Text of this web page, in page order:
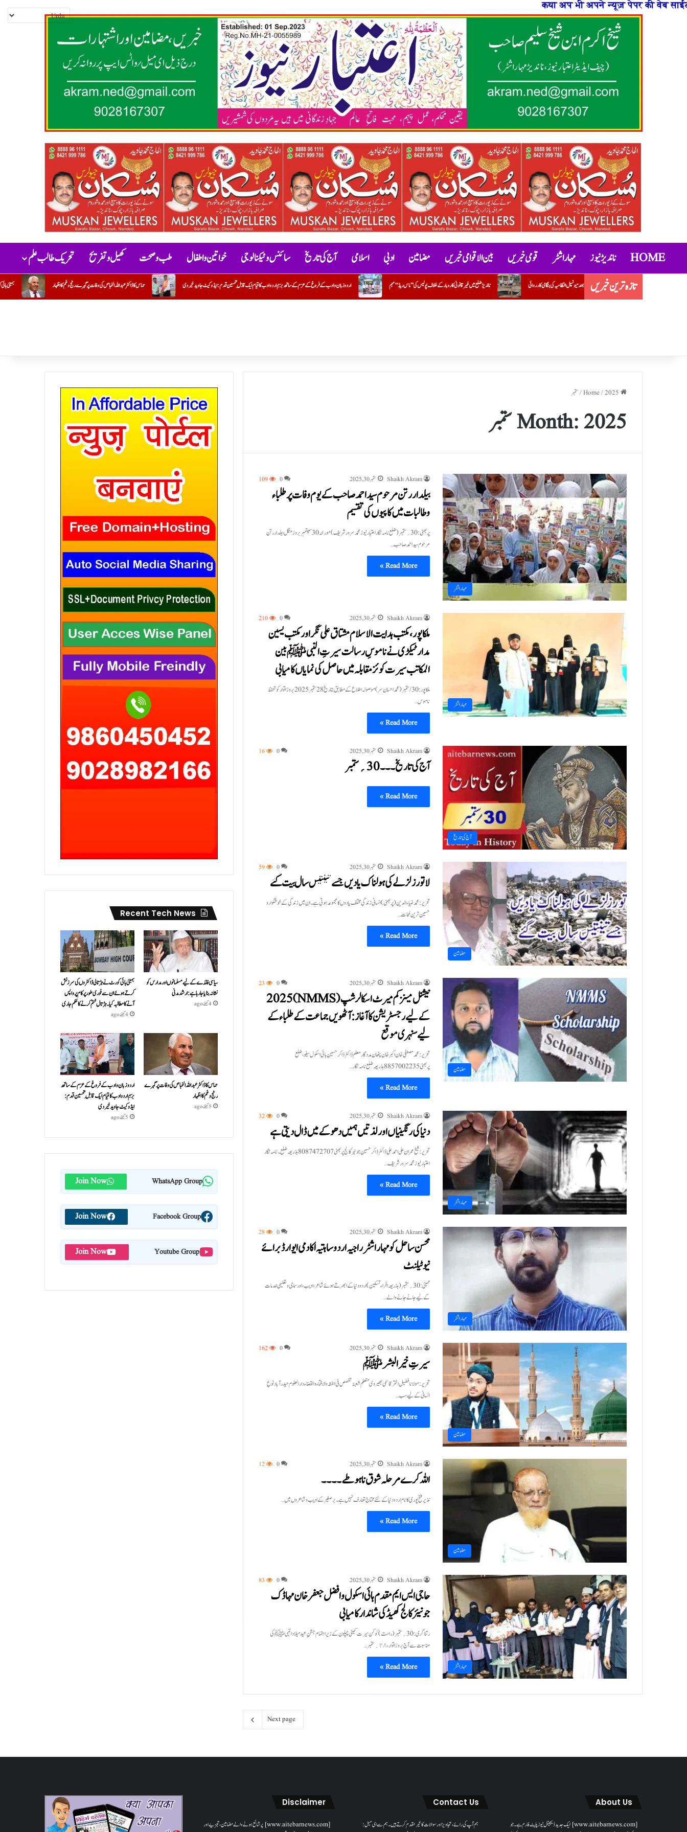
कया अप भी अपने न्यूज़ पेपर की वेब साईट बनाना चाहते है
HOME ناندیڑ نیوز مہاراشٹر قومی خبریں بین الاقوامی خبریں مضامین ادبی اسلامی آج کی تاریخ سائنس و ٹیکنالوجی خواتین و اطفال طب و صحت کھیل و تفریح تحریک طالب علم
تازہ ترین خبریں بمبئی ہائی کورٹ نے ہڑتالی ڈاکٹروں کی سرزنش کرتے ہوئے ان سے حماس کا ڈاکٹر عبداللہ الخباص کی وفات پر گہرے رنج وغم کااظہار اردو زبان و ادب کے فروغ کے عزم کے ساتھ بزمِ اردو ادب کا قیام ایک قابلِ تحسین قدم : ایڈوکیٹ جاوید خیردی ناندیڑ ضلع میں غیر قانونی کاروبار کے خلاف پولیس کی ’’ماس ریڈ‘‘ مہم کے بعد میونسپل انتظامیہ کی ہنگامی کارروائی
/2025
/ ستمبر
Month:2025 ستمبر
مہاراشٹر
Shaikh Akram ستمبر 30, 2025 0
109
بیلدار رتن مرحوم سید احمد صاحب کے یوم وفات پر طلباء
وطالبات میں کاپیوں کی تقسیم
پربھنی :30؍ستمبر(ضلع نامہ نگار اعتبار نیوز محمد سرور شریف) مورخہ 30 سپتمبر بروز منگل بیلدار رتن
مرحوم سید احمد صاحب…
Read More »
مہاراشٹر
Shaikh Akram ستمبر 30, 2025 0
210
ملکاپور ، مکتب ہدایت الاسلام مشتاق علی نگر اور مکتب یسین
مدار ٹیکڑی نے ناموسِ رسالت سیرتِ النبی ﷺ بین
المکاتب سیرت کوئز مقابلہ میں حاصل کی نمایاں کامیابی
ملکاپور:30/ ستمبر ( محمد احسان سر ) موصولہ اطلاع کے مطابق بتاریخ 28 ستمبر 2025 بروز اتوار کو تحفظ
ناموس…
Read More »
آج کی تاریخ
Shaikh Akram ستمبر 30, 2025 0
16
آج کی تاریخ۔۔۔30؍ستمبر
Read More »
مضامین
Shaikh Akram ستمبر 30, 2025 0
59
لاتور زلزلے کی ہولناک یادیں جسے تینتیس سال بیت گئے
تحریر: محمد ضیاءالدین(پربھنی) انسانی زندگی مختلف یادوں کا مجموعہ ہوتی ہے۔ ان میں زندگی کے خوشگوار و
حسین ترین لمحات…
Read More »
مضامین
Shaikh Akram ستمبر 30, 2025 0
23
نیشنل مینز کم میرٹ اسکالرشپ (NMMS) 2025
کے لیے رجسٹریشن کا آغاز: آٹھویں جماعت کے طلباءکے
لیے سنہری موقع
تحریر:محمد مصطفی خان اکبر خان پٹھان مددگار معلم ڈاکٹر ذاکر حسین ہائی اسکول سیلو،ضلع
پربھنی 8857002235 بذریعہ ضلع نامہ نگار…
Read More »
مہاراشٹر
Shaikh Akram ستمبر 30, 2025 0
32
دنیا کی رنگینیاں اور لذتیں ہمیں دھوکے میں ڈال دیتی ہے
تحریر:شیخ عمران علی احمد علی ڈاکٹر ذاکر حسین جونیرٔکالج پربھنی 8087472707 بذریعہ ضلع ۔نامہ نگار
اعتبار نیوز محمد سرور شریف…
Read More »
مہاراشٹر
Shaikh Akram ستمبر 30, 2025 0
28
محسن ساحل کو مہاراشٹر راجیہ اردو ساہتیہ اکادمی ایوارڈ برائے
نیو ٹیلنٹ
ممبئی:30؍ستمبر(بذریعہ افراء تسکین) اردو دنیا کے ابھرتے ہوئے شاعر، ادیب، اور سماجی و تعلیمی خدمات
کے لیے جانے جانے والے…
Read More »
مضامین
Shaikh Akram ستمبر 30, 2025 0
162
سیرتِ خیرالبشر ﷺ
تحریر:مولانا فضیل اختر قاسمی بھیروی متعلم شعبۂ تخصص فی الفقہ و الافتاء والقضاء دارالعلوم حیدرآباد نوعِ
انسانی کے لیے سب…
Read More »
مضامین
Shaikh Akram ستمبر 30, 2025 0
12
اللہ کرے مرحلہ شوق نا ہو طے۔۔۔۔
نذیر فتح پوری کا نام اردو دنیا کے لئے محتاج تعارف نہیں ہے۔ بر صغیر کے ادیب و شاعروں میں…
Read More »
مہاراشٹر
Shaikh Akram ستمبر 30, 2025 0
83
حاجی ایس ایم مقدم ہائی اسکول و افضل جعفر خان مہاڈک
جونیئر کالج کھیڈ کی شاندار کامیابی
رتناگری :30؍ستمبر(راست)کوکن سیرت کمیٹی چپلون کے زیر اہتمام جشنِ عید میلادالنبی ﷺ کی
مناسبت سے آج بروز اتوار، ٢٨؍ ستمبر…
Read More »
Next page
Recent Tech News
سیاسی فائدے کے لیے مسلمانوں اور مدارس کو
نشانہ بنایا جا رہا ہے: ارشد مدنی
4 گھنٹے ago
بمبئی ہائی کورٹ نے ہڑتالی ڈاکٹروں کی سرزنش
کرتے ہوئے ان سے فوری طور پر کام پر واپس
آنے کا مطالبہ کیا۔ہڑتال ختم کرنے کا حکم جاری
4 گھنٹے ago
حماس کا ڈاکٹر عبداللہ الخباص کی وفات پر گہرے
رنج وغم کااظہار
5 گھنٹے ago
اردو زبان و ادب کے فروغ کے عزم کے ساتھ
بزمِ اردو ادب کا قیام ایک قابلِ تحسین قدم :
ایڈوکیٹ جاوید خیردی
5 گھنٹے ago
WhatsApp Group
Join Now
Facebook Group
Join Now
Youtube Group
Join Now
About Us
[www.aitebarnews.com] ایک جدید ڈیجیٹل نیوز پلیٹ فارم ہے۔ جو
Contact Us
ہم آپ کی رائے، تجاویز اور سوالات کا خیرمقدم کرتے ہیں۔ ہم سےای میل:
Disclaimer
[www.aitebarnews.com] پر شائع ہونے والے مضامین، تجزیے اور